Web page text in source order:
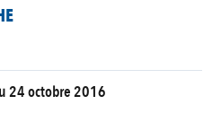
24 octobre 2016